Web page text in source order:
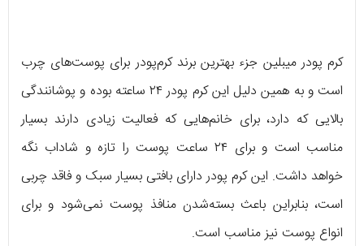
کرم پودر میبلین جزء بهترین برند کرم‌پودر برای پوست‌های چرب
است و به همین دلیل این کرم پودر ۲۴ ساعته بوده و پوشانندگی
بالایی که دارد، برای خانم‌هایی که فعالیت زیادی دارند بسیار
مناسب است و برای ۲۴ ساعت پوست را تازه و شاداب نگه
خواهد داشت. این کرم پودر دارای بافتی بسیار سبک و فاقد چربی
است، بنابراین باعث بسته‌شدن منافذ پوست نمی‌شود و برای
انواع پوست نیز مناسب است.